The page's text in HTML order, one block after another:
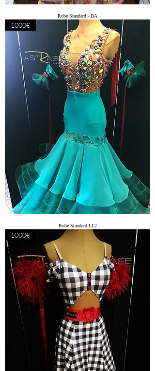
Robe Standard - DA
1000€
Robe Standard LL2
1000€